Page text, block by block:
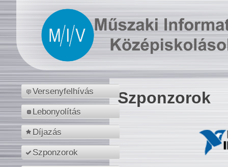
Versenyfelhívás
Lebonyolítás
Díjazás
Szponzorok
Szponzorok